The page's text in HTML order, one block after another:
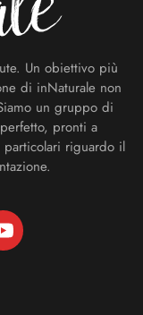
Un obiettivo più
di inNaturale non
un gruppo di
pronti a
riguardo il
youtube